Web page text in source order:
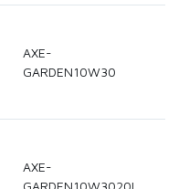
AXE-
GARDEN10W30
AXE-
GARDEN10W3020L